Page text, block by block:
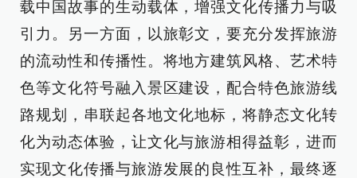
载中国故事的生动载体，增强文化传播力与吸
引力。另一方面，以旅彰文，要充分发挥旅游
的流动性和传播性。将地方建筑风格、艺术特
色等文化符号融入景区建设，配合特色旅游线
路规划，串联起各地文化地标，将静态文化转
化为动态体验，让文化与旅游相得益彰，进而
实现文化传播与旅游发展的良性互补，最终逐